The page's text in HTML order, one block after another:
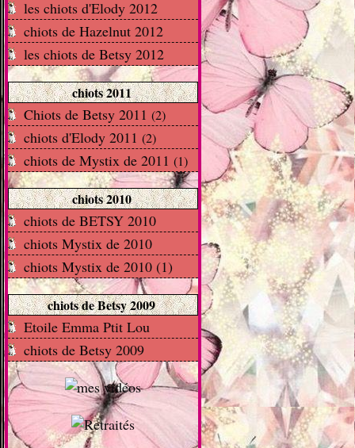
les chiots d'Elody 2012
chiots de Hazelnut 2012
les chiots de Betsy 2012
chiots 2011
Chiots de Betsy 2011 (2)
chiots d'Elody 2011 (2)
chiots de Mystix de 2011 (1)
chiots 2010
chiots de BETSY 2010
chiots Mystix de 2010
chiots Mystix de 2010 (1)
chiots de Betsy 2009
Etoile Emma Ptit Lou
chiots de Betsy 2009